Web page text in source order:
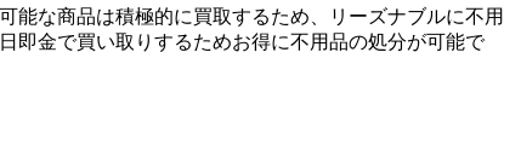
能な商品は積極的に買取するため、リーズナブルに不用
即金で買い取りするためお得に不用品の処分が可能で